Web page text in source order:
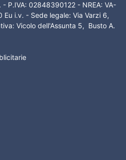
P.IVA: 02848390122 - NREA: VA-
i.v. - Sede legale: Via Varzi 6,
Vicolo dell'Assunta 5, Busto A.